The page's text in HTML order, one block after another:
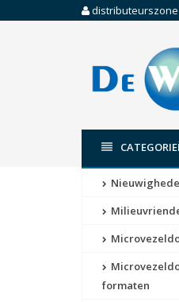
distributeurszone
formaten